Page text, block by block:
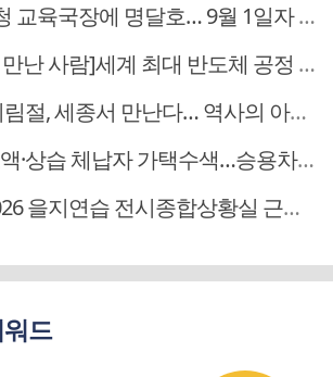
육국장에 명달호… 9월 1일자 181명 인사
세계 최대 반도체 공정 장비 제조 기업 ASML 한종호 매니저
세종서 만난다… 역사의 아픔 치유, '평화의 장'
습 체납자 가택수색…승용차 압류·공매 착수
지연습 전시종합상황실 근무자 사전교육
드